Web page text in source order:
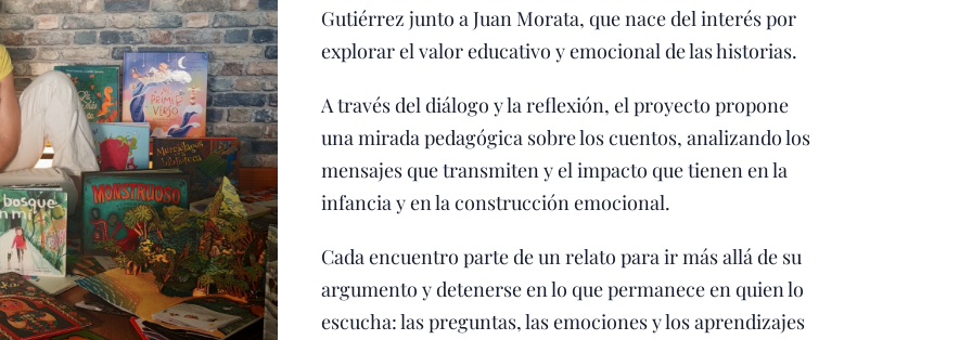
Gutiérrez junto a Juan Morata, que nace del interés por
explorar el valor educativo y emocional de las historias.
A través del diálogo y la reflexión, el proyecto propone
una mirada pedagógica sobre los cuentos, analizando los
mensajes que transmiten y el impacto que tienen en la
infancia y en la construcción emocional.
Cada encuentro parte de un relato para ir más allá de su
argumento y detenerse en lo que permanece en quien lo
escucha: las preguntas, las emociones y los aprendizajes